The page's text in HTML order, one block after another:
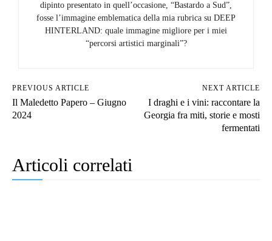
dipinto presentato in quell’occasione, “Bastardo a Sud”,
fosse l’immagine emblematica della mia rubrica su DEEP
HINTERLAND: quale immagine migliore per i miei
“percorsi artistici marginali”?
PREVIOUS ARTICLE
Il Maledetto Papero – Giugno
2024
NEXT ARTICLE
I draghi e i vini: raccontare la
Georgia fra miti, storie e mosti
fermentati
Articoli correlati